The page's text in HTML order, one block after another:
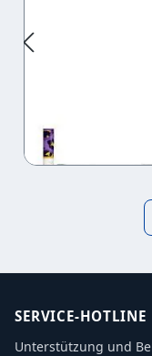
3,75 €
SERVICE-HOTLINE
Unterstützung und